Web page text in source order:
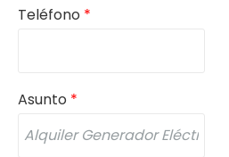
Teléfono *
Asunto *